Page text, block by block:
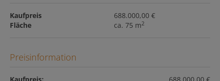
Kaufpreis
688.000,00 €
Fläche
ca. 75 m2
Preisinformation